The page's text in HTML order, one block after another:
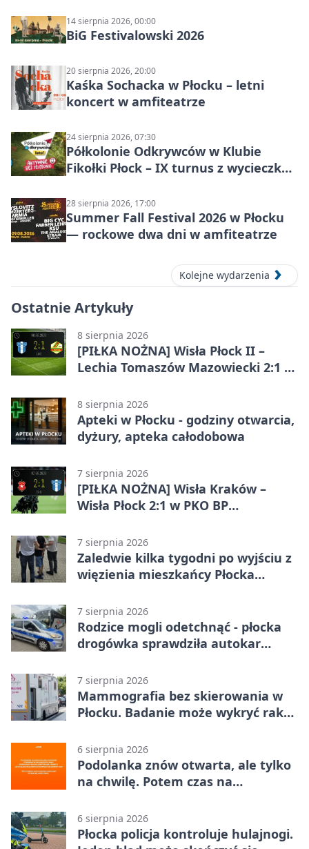
14 sierpnia 2026, 00:00
BiG Festivalowski 2026
20 sierpnia 2026, 20:00
Kaśka Sochacka w Płocku – letni
koncert w amfiteatrze
24 sierpnia 2026, 07:30
Półkolonie Odkrywców w Klubie
Fikołki Płock – IX turnus z wycieczką
28 sierpnia 2026, 17:00
Summer Fall Festival 2026 w Płocku
— rockowe dwa dni w amfiteatrze
Kolejne wydarzenia
Ostatnie Artykuły
8 sierpnia 2026
[PIŁKA NOŻNA] Wisła Płock II –
Lechia Tomaszów Mazowiecki 2:1 w
8 sierpnia 2026
Apteki w Płocku - godziny otwarcia,
dyżury, apteka całodobowa
7 sierpnia 2026
[PIŁKA NOŻNA] Wisła Kraków –
Wisła Płock 2:1 w PKO BP
rozstrzygnęli mecz przed przerwą
7 sierpnia 2026
Zaledwie kilka tygodni po wyjściu z
więzienia mieszkańcy Płocka
7 sierpnia 2026
Rodzice mogli odetchnąć - płocka
drogówka sprawdziła autokar
7 sierpnia 2026
Mammografia bez skierowania w
Płocku. Badanie może wykryć raka,
6 sierpnia 2026
Podolanka znów otwarta, ale tylko
na chwilę. Potem czas na
6 sierpnia 2026
Płocka policja kontroluje hulajnogi.